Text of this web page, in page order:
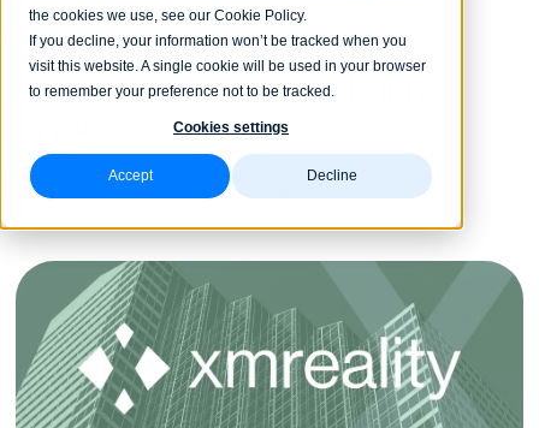
the cookies we use, see our Cookie Policy.
If you decline, your information won’t be tracked when you
visit this website. A single cookie will be used in your browser
to remember your preference not to be tracked.
Cookies settings
Accept Decline
XMReality delårsrapport
Koncernöversikt april - juni
Regulatorisk21 augusti, 2025